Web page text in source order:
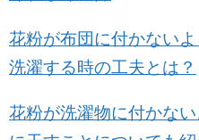
花粉が布団に付かない
洗濯する時の工夫とは？
花粉が洗濯物に付かな